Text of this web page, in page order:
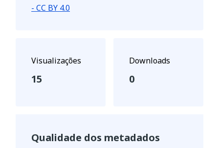
- CC BY 4.0
Visualizações
15
Downloads
0
Qualidade dos metadados